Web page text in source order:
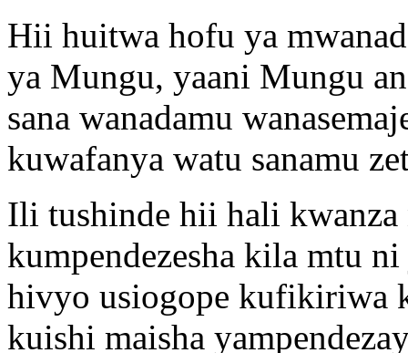
Hii huitwa hofu ya
ya Mungu, yaani Mungu
sana wanadamu
kuwafanya watu sanamu
Ili tushinde hii hali
kumpendezesha kila mtu
hivyo usiogope kufikiriwa
kuishi maisha